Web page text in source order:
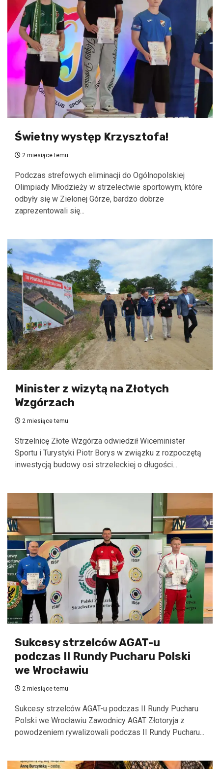
Świetny występ Krzysztofa!
2 miesiące temu
Podczas strefowych eliminacji do Ogólnopolskiej
Olimpiady Młodzieży w strzelectwie sportowym, które
odbyły się w Zielonej Górze, bardzo dobrze
zaprezentowali się...
Minister z wizytą na Złotych
Wzgórzach
2 miesiące temu
Strzelnicę Złote Wzgórza odwiedził Wiceminister
Sportu i Turystyki Piotr Borys w związku z rozpoczętą
inwestycją budowy osi strzeleckiej o długości...
Sukcesy strzelców AGAT-u
podczas II Rundy Pucharu Polski
we Wrocławiu
2 miesiące temu
Sukcesy strzelców AGAT-u podczas II Rundy Pucharu
Polski we Wrocławiu Zawodnicy AGAT Złotoryja z
powodzeniem rywalizowali podczas II Rundy Pucharu...